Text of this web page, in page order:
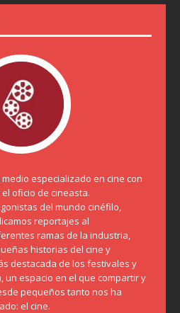
medio especializado en cine con
oficio de cineasta.
del mundo cinéfilo,
reportajes al
ramas de la industria,
historias del cine y
destacada de los festivales y
un espacio en el que compartir y
pequeños tanto nos ha
el cine.